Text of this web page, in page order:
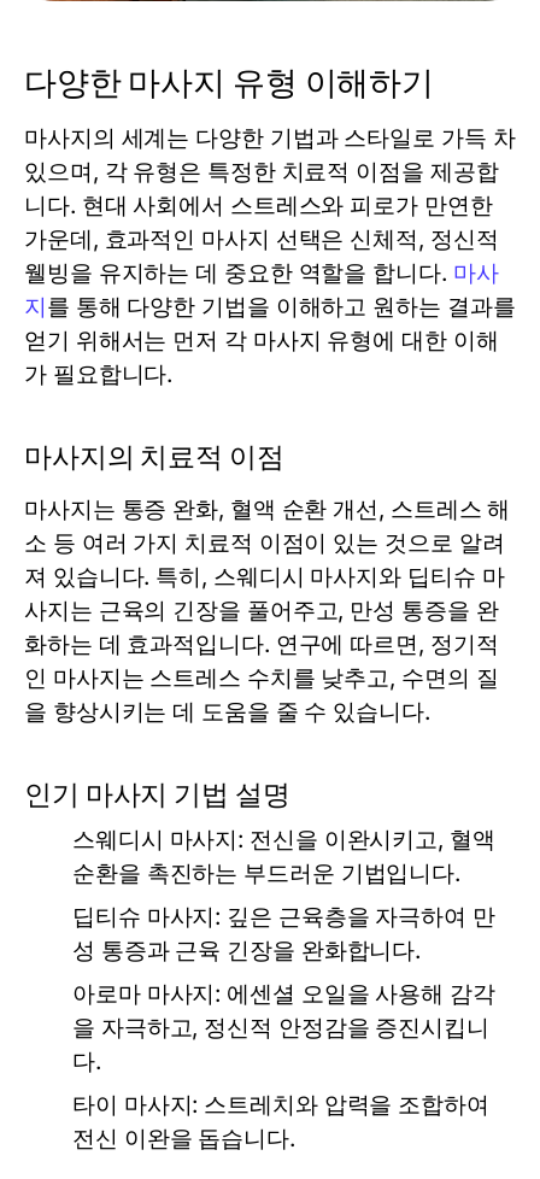
다양한 마사지 유형 이해하기
마사지의 세계는 다양한 기법과 스타일로 가득 차
있으며, 각 유형은 특정한 치료적 이점을 제공합
니다. 현대 사회에서 스트레스와 피로가 만연한
가운데, 효과적인 마사지 선택은 신체적, 정신적
웰빙을 유지하는 데 중요한 역할을 합니다. 마사
지를 통해 다양한 기법을 이해하고 원하는 결과를
얻기 위해서는 먼저 각 마사지 유형에 대한 이해
가 필요합니다.
마사지의 치료적 이점
마사지는 통증 완화, 혈액 순환 개선, 스트레스 해
소 등 여러 가지 치료적 이점이 있는 것으로 알려
져 있습니다. 특히, 스웨디시 마사지와 딥티슈 마
사지는 근육의 긴장을 풀어주고, 만성 통증을 완
화하는 데 효과적입니다. 연구에 따르면, 정기적
인 마사지는 스트레스 수치를 낮추고, 수면의 질
을 향상시키는 데 도움을 줄 수 있습니다.
인기 마사지 기법 설명
스웨디시 마사지: 전신을 이완시키고, 혈액
순환을 촉진하는 부드러운 기법입니다.
딥티슈 마사지: 깊은 근육층을 자극하여 만
성 통증과 근육 긴장을 완화합니다.
아로마 마사지: 에센셜 오일을 사용해 감각
을 자극하고, 정신적 안정감을 증진시킵니
다.
타이 마사지: 스트레치와 압력을 조합하여
전신 이완을 돕습니다.